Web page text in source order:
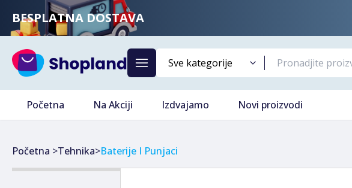
BESPLATNA DOSTAVA
Početna Na Akciji Izdvajamo Novi proizvodi
Početna >Tehnika>Baterije I Punjaci